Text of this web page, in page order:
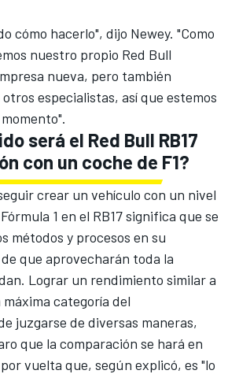
cómo hacerlo", dijo Newey. "Como
nuestro propio Red Bull
nueva, pero también
especialistas, así que estemos
será el Red Bull RB17
con un coche de F1?
crear un vehículo con un nivel
1 en el RB17 significa que se
métodos y procesos en su
que aprovecharán toda la
Lograr un rendimiento similar a
categoría del
juzgarse de diversas maneras,
que la comparación se hará en
vuelta que, según explicó, es "lo